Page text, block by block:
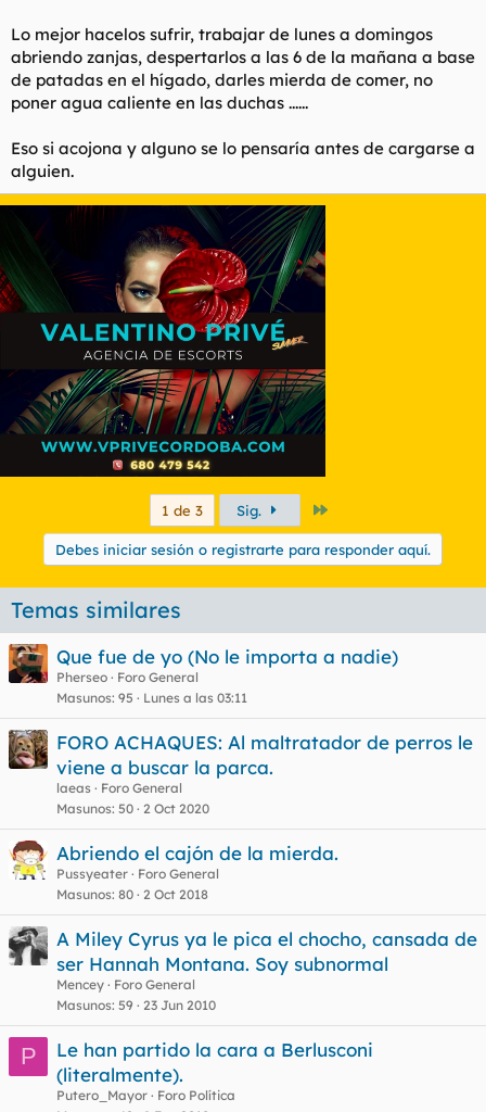
Lo mejor hacelos sufrir, trabajar de lunes a domingos
abriendo zanjas, despertarlos a las 6 de la mañana a base
de patadas en el hígado, darles mierda de comer, no
poner agua caliente en las duchas ......
Eso si acojona y alguno se lo pensaría antes de cargarse a
alguien.
1 de 3 Sig.
Debes iniciar sesión o registrarte para responder aquí.
Temas similares
Que fue de yo (No le importa a nadie)
Pherseo
Foro General
Masunos 95 Lunes a las 03:11
FORO ACHAQUES: Al maltratador de perros le
viene a buscar la parca.
laeas
Foro General
Masunos 50 2 Oct 2020
Abriendo el cajón de la mierda.
Pussyeater
Foro General
Masunos 80 2 Oct 2018
A Miley Cyrus ya le pica el chocho, cansada de
ser Hannah Montana. Soy subnormal
Mencey
Foro General
Masunos 59 23 Jun 2010
P
Le han partido la cara a Berlusconi
(literalmente).
Putero_Mayor
Foro Política